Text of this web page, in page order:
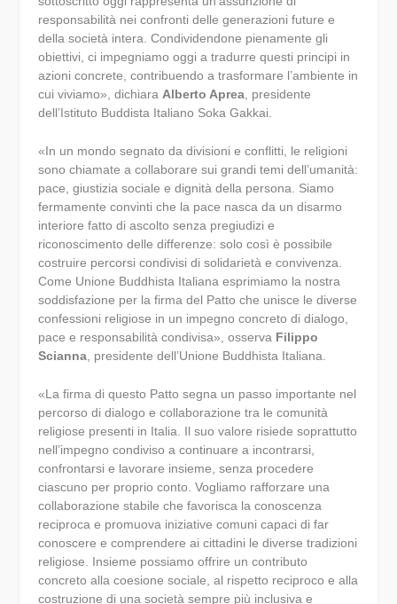
responsabilità nei confronti delle generazioni future e
della società intera. Condividendone pienamente gli
obiettivi, ci impegniamo oggi a tradurre questi principi in
azioni concrete, contribuendo a trasformare l’ambiente in
cui viviamo», dichiara Alberto Aprea, presidente
dell’Istituto Buddista Italiano Soka Gakkai.
«In un mondo segnato da divisioni e conflitti, le religioni
sono chiamate a collaborare sui grandi temi dell’umanità:
pace, giustizia sociale e dignità della persona. Siamo
fermamente convinti che la pace nasca da un disarmo
interiore fatto di ascolto senza pregiudizi e
riconoscimento delle differenze: solo così è possibile
costruire percorsi condivisi di solidarietà e convivenza.
Come Unione Buddhista Italiana esprimiamo la nostra
soddisfazione per la firma del Patto che unisce le diverse
confessioni religiose in un impegno concreto di dialogo,
pace e responsabilità condivisa», osserva Filippo
Scianna, presidente dell’Unione Buddhista Italiana.
«La firma di questo Patto segna un passo importante nel
percorso di dialogo e collaborazione tra le comunità
religiose presenti in Italia. Il suo valore risiede soprattutto
nell’impegno condiviso a continuare a incontrarsi,
confrontarsi e lavorare insieme, senza procedere
ciascuno per proprio conto. Vogliamo rafforzare una
collaborazione stabile che favorisca la conoscenza
reciproca e promuova iniziative comuni capaci di far
conoscere e comprendere ai cittadini le diverse tradizioni
religiose. Insieme possiamo offrire un contributo
concreto alla coesione sociale, al rispetto reciproco e alla
costruzione di una società sempre più inclusiva e